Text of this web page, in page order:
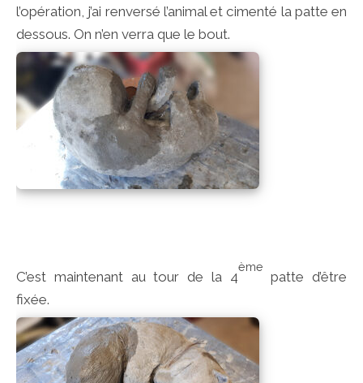
l’opération, j’ai renversé l’animal et cimenté la patte en
dessous. On n’en verra que le bout.
C’est maintenant au tour de la 4
ème
patte d’être
fixée.